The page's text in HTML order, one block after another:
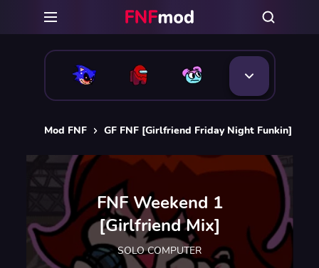
Mod FNF GF FNF [Girlfriend Friday Night Funkin]
FNF Weekend 1
[Girlfriend Mix]
SOLO COMPUTER